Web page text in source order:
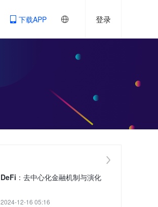
下载APP 登录
DeFi：去中心化金融机制与演化
2024-12-16 05:16